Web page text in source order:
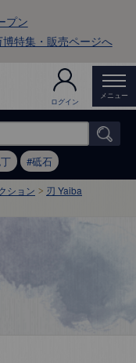
プン
特集・販売ページへ
ログイン
メニュー
砥石
ション
刃 Yaiba